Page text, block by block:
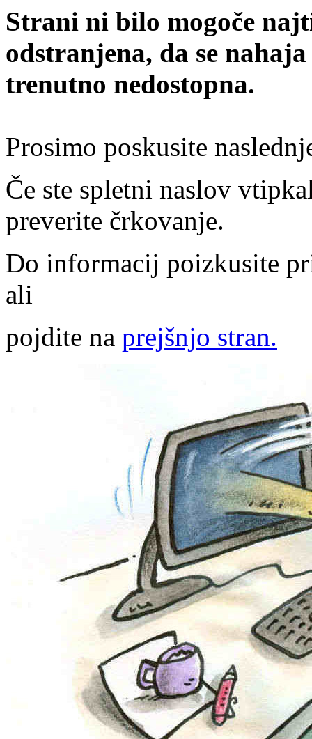
Strani ni bilo mogoče
odstranjena, da se
trenutno nedostopna.
Prosimo poskusite
Če ste spletni naslov
preverite črkovanje.
Do informacij poizkusite
ali
pojdite na prejšnjo stran.